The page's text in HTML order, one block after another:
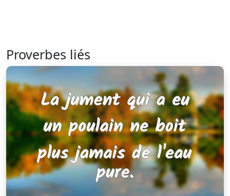
Proverbes liés